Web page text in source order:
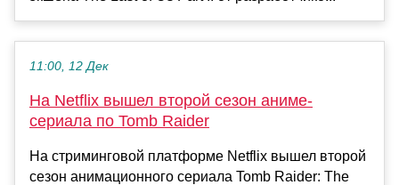
11:00, 12 Дек
На Netflix вышел второй сезон аниме-
сериала по Tomb Raider
На стриминговой платформе Netflix вышел второй
сезон анимационного сериала Tomb Raider: The